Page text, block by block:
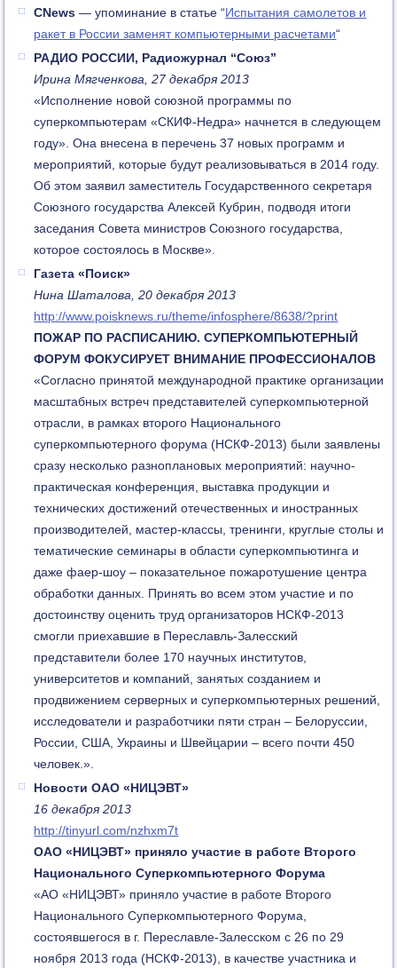
CNews — упоминание в статье “Испытания самолетов и
ракет в России заменят компьютерными расчетами“
РАДИО РОССИИ, Радиожурнал “Союз”
Ирина Мягченкова, 27 декабря 2013
«Исполнение новой союзной программы по
суперкомпьютерам «СКИФ-Недра» начнется в следующем
году». Она внесена в перечень 37 новых программ и
мероприятий, которые будут реализовываться в 2014 году.
Об этом заявил заместитель Государственного секретаря
Союзного государства Алексей Кубрин, подводя итоги
заседания Совета министров Союзного государства,
которое состоялось в Москве».
Газета «Поиск»
Нина Шаталова, 20 декабря 2013
http://www.poisknews.ru/theme/infosphere/8638/?print
ПОЖАР ПО РАСПИСАНИЮ. СУПЕРКОМПЬЮТЕРНЫЙ
ФОРУМ ФОКУСИРУЕТ ВНИМАНИЕ ПРОФЕССИОНАЛОВ
«Согласно принятой международной практике организации
масштабных встреч представителей суперкомпьютерной
отрасли, в рамках второго Национального
суперкомпьютерного форума (НСКФ-2013) были заявлены
сразу несколько разноплановых мероприятий: научно-
практическая конференция, выставка продукции и
технических достижений отечественных и иностранных
производителей, мастер-классы, тренинги, круглые столы и
тематические семинары в области суперкомпьютинга и
даже фаер-шоу – показательное пожаротушение центра
обработки данных. Принять во всем этом участие и по
достоинству оценить труд организаторов НСКФ-2013
смогли приехавшие в Переславль-Залесский
представители более 170 научных институтов,
университетов и компаний, занятых созданием и
продвижением серверных и суперкомпьютерных решений,
исследователи и разработчики пяти стран – Белоруссии,
России, США, Украины и Швейцарии – всего почти 450
человек.».
Новости ОАО «НИЦЭВТ»
16 декабря 2013
http://tinyurl.com/nzhxm7t
ОАО «НИЦЭВТ» приняло участие в работе Второго
Национального Суперкомпьютерного Форума
«АО «НИЦЭВТ» приняло участие в работе Второго
Национального Суперкомпьютерного Форума,
состоявшегося в г. Переславле-Залесском с 26 по 29
ноября 2013 года (НСКФ-2013), в качестве участника и